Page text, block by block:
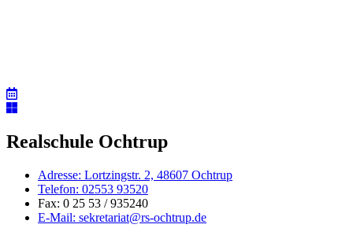
Realschule Ochtrup
Adresse: Lortzingstr. 2, 48607 Ochtrup
Telefon: 02553 93520
Fax: 0 25 53 / 935240
E-Mail: sekretariat@rs-ochtrup.de